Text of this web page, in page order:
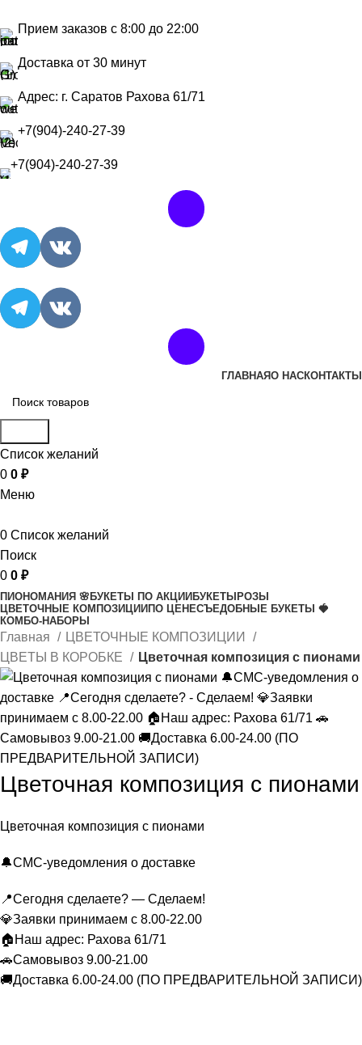
Прием заказов с 8:00 до 22:00
Доставка от 30 минут
Адрес: г. Саратов Рахова 61/71
+7(904)-240-27-39
+7(904)-240-27-39
ГЛАВНАЯО НАСКОНТАКТЫ
Список желаний
0 0 ₽
Меню
0 Список желаний
Поиск
0 0 ₽
ПИОНОМАНИЯ 🌸 БУКЕТЫ ПО АКЦИИ БУКЕТЫ РОЗЫ
ЦВЕТОЧНЫЕ КОМПОЗИЦИИ ПО ЦЕНЕСЪЕДОБНЫЕ БУКЕТЫ 🍓
КОМБО-НАБОРЫ
Главная
ЦВЕТОЧНЫЕ КОМПОЗИЦИИ
ЦВЕТЫ В КОРОБКЕ
Цветочная композиция с пионами
Цветочная композиция с пионами
Цветочная композиция с пионами
🔔СМС-уведомления о доставке
📍Сегодня сделаете? — Сделаем!
💎Заявки принимаем с 8.00-22.00
🏠Наш адрес: Рахова 61/71
🚗Самовывоз 9.00-21.00
🚚Доставка 6.00-24.00 (ПО ПРЕДВАРИТЕЛЬНОЙ ЗАПИСИ)